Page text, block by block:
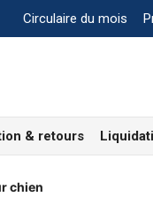
Circulaire du mois
& retours
chien